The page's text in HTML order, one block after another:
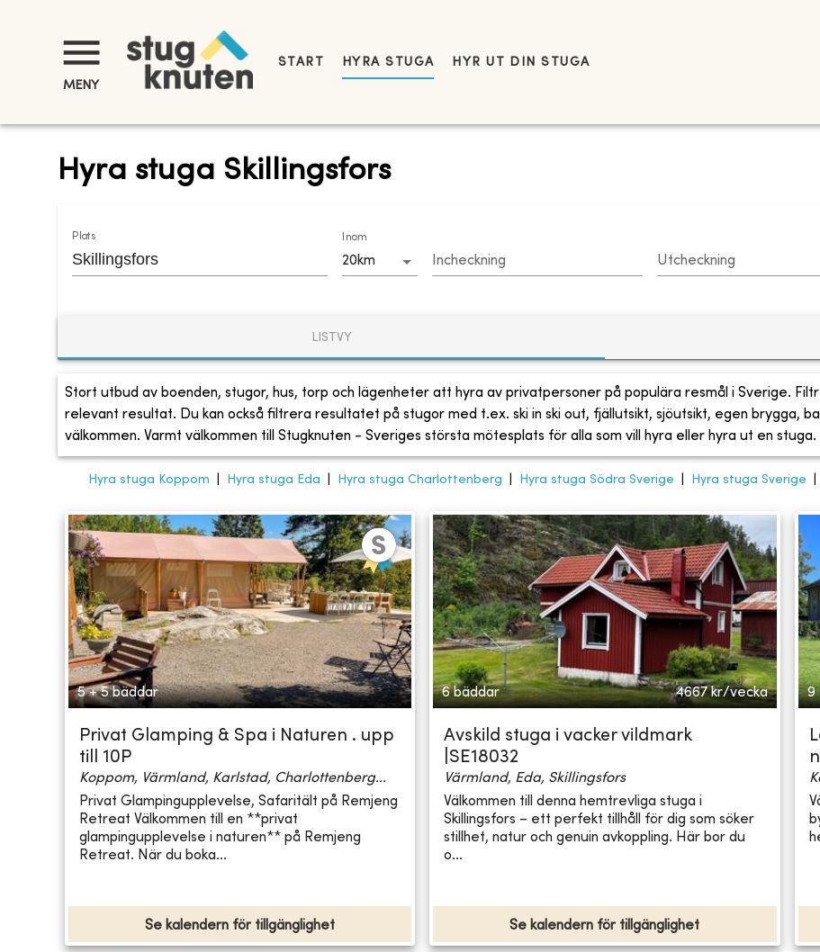
MENY
START HYRA STUGA HYR UT DIN STUGA
Hyra stuga Skillingsfors
Plats Inom
20km Incheckning Utcheckning
LISTVY
Stort utbud av boenden, stugor, hus, torp och lägenheter att hyra av privatpersoner på populära resmål i Sverige.
relevant resultat. Du kan också filtrera resultatet på stugor med t.ex. ski in ski out, fjällutsikt, sjöutsikt, egen brygga,
välkommen. Varmt välkommen till Stugknuten - Sveriges största mötesplats för alla som vill hyra eller hyra ut en stuga.
Hyra stuga Koppom Hyra stuga Eda Hyra stuga Charlottenberg Hyra stuga Södra Sverige Hyra stuga Sverige
5 + 5 bäddar
Privat Glamping & Spa i Naturen . upp
till 10P
Koppom, Värmland, Karlstad, Charlottenberg...
Privat Glampingupplevelse, Safaritält på Remjeng
Retreat Välkommen till en **privat
glampingupplevelse i naturen** på Remjeng
Retreat. När du boka...
Se kalendern för tillgänglighet
6 bäddar 4667 kr/vecka
Avskild stuga i vacker vildmark
|SE18032
Värmland, Eda, Skillingsfors
Välkommen till denna hemtrevliga stuga i
Skillingsfors – ett perfekt tillhåll för dig som söker
stillhet, natur och genuin avkoppling. Här bor du
o...
Se kalendern för tillgänglighet
9